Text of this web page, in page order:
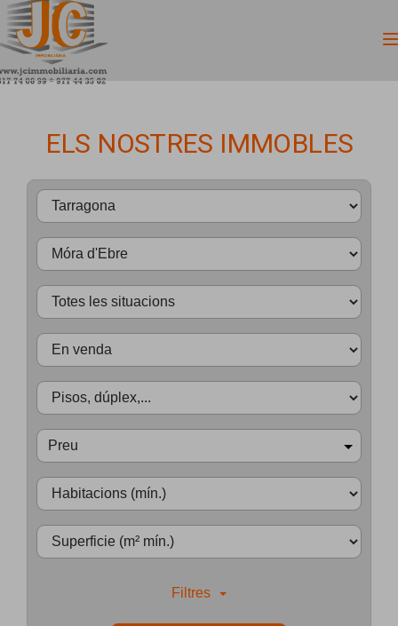
ELS NOSTRES IMMOBLES
Preu
Filtres